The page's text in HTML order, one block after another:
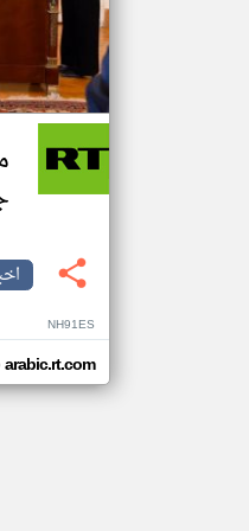
NH91ES
arabic.rt.com